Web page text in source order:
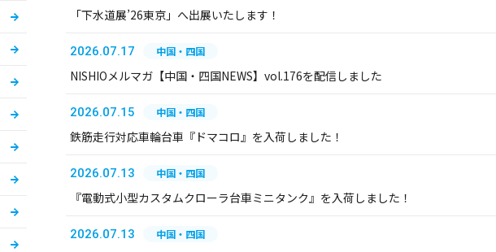
「下水道展’26東京」へ出展いたします！
2026.07.17 中国・四国
NISHIOメルマガ【中国・四国NEWS】vol.176を配信しました
2026.07.15 中国・四国
鉄筋走行対応車輪台車『ドマコロ』を入荷しました！
2026.07.13 中国・四国
『電動式小型カスタムクローラ台車ミニタンク』を入荷しました！
2026.07.13 中国・四国